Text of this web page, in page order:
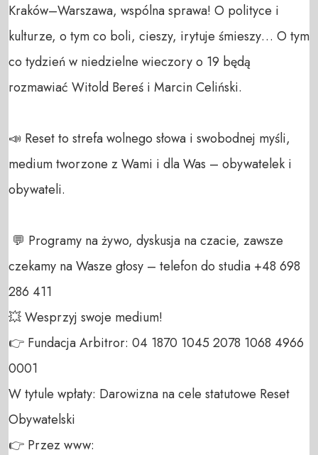
Kraków–Warszawa, wspólna sprawa! O polityce i
kulturze, o tym co boli, cieszy, irytuje śmieszy… O tym
co tydzień w niedzielne wieczory o 19 będą
rozmawiać Witold Bereś i Marcin Celiński.
📣 Reset to strefa wolnego słowa i swobodnej myśli,
medium tworzone z Wami i dla Was – obywatelek i
obywateli.
czekamy na Wasze głosy – telefon do studia +48 698
286 411
💥 Wesprzyj swoje medium!
👉 Fundacja Arbitror: 04 1870 1045 2078 1068 4966
0001
W tytule wpłaty: Darowizna na cele statutowe Reset
Obywatelski
👉 Przez www: